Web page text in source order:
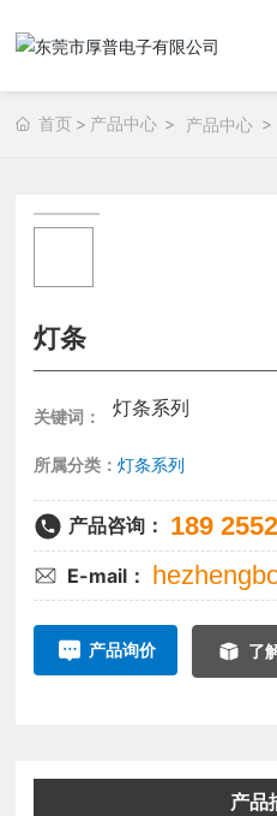
首页 产品中心 产品中心
灯条
关键词： 灯条系列
所属分类：灯条系列
产品咨询： 189
E-mail：
产品询价 了
产品